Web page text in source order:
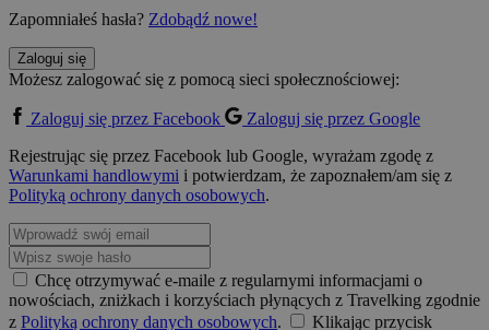
Zapomniałeś hasła? Zdobądź nowe!
Zaloguj się
Możesz zalogować się z pomocą sieci społecznościowej:
Zaloguj się przez Facebook
Zaloguj się przez Google
Rejestrując się przez Facebook lub Google, wyrażam zgodę z
Warunkami handlowymi i potwierdzam, że zapoznałem/am się z
Polityką ochrony danych osobowych.
Chcę otrzymywać e-maile z regularnymi informacjami o
nowościach, zniżkach i korzyściach płynących z Travelking zgodnie
z Polityką ochrony danych osobowych.
Klikając przycisk